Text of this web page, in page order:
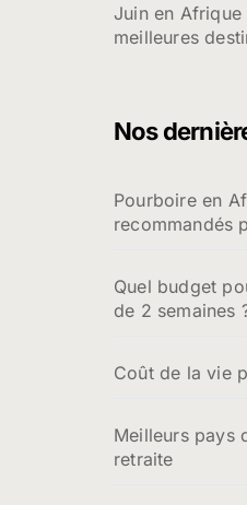
Juin en
meilleures
Nos
Pourboire en
recommandés
Quel budget
de 2 semaines
Coût de la vie
Meilleurs pays
retraite